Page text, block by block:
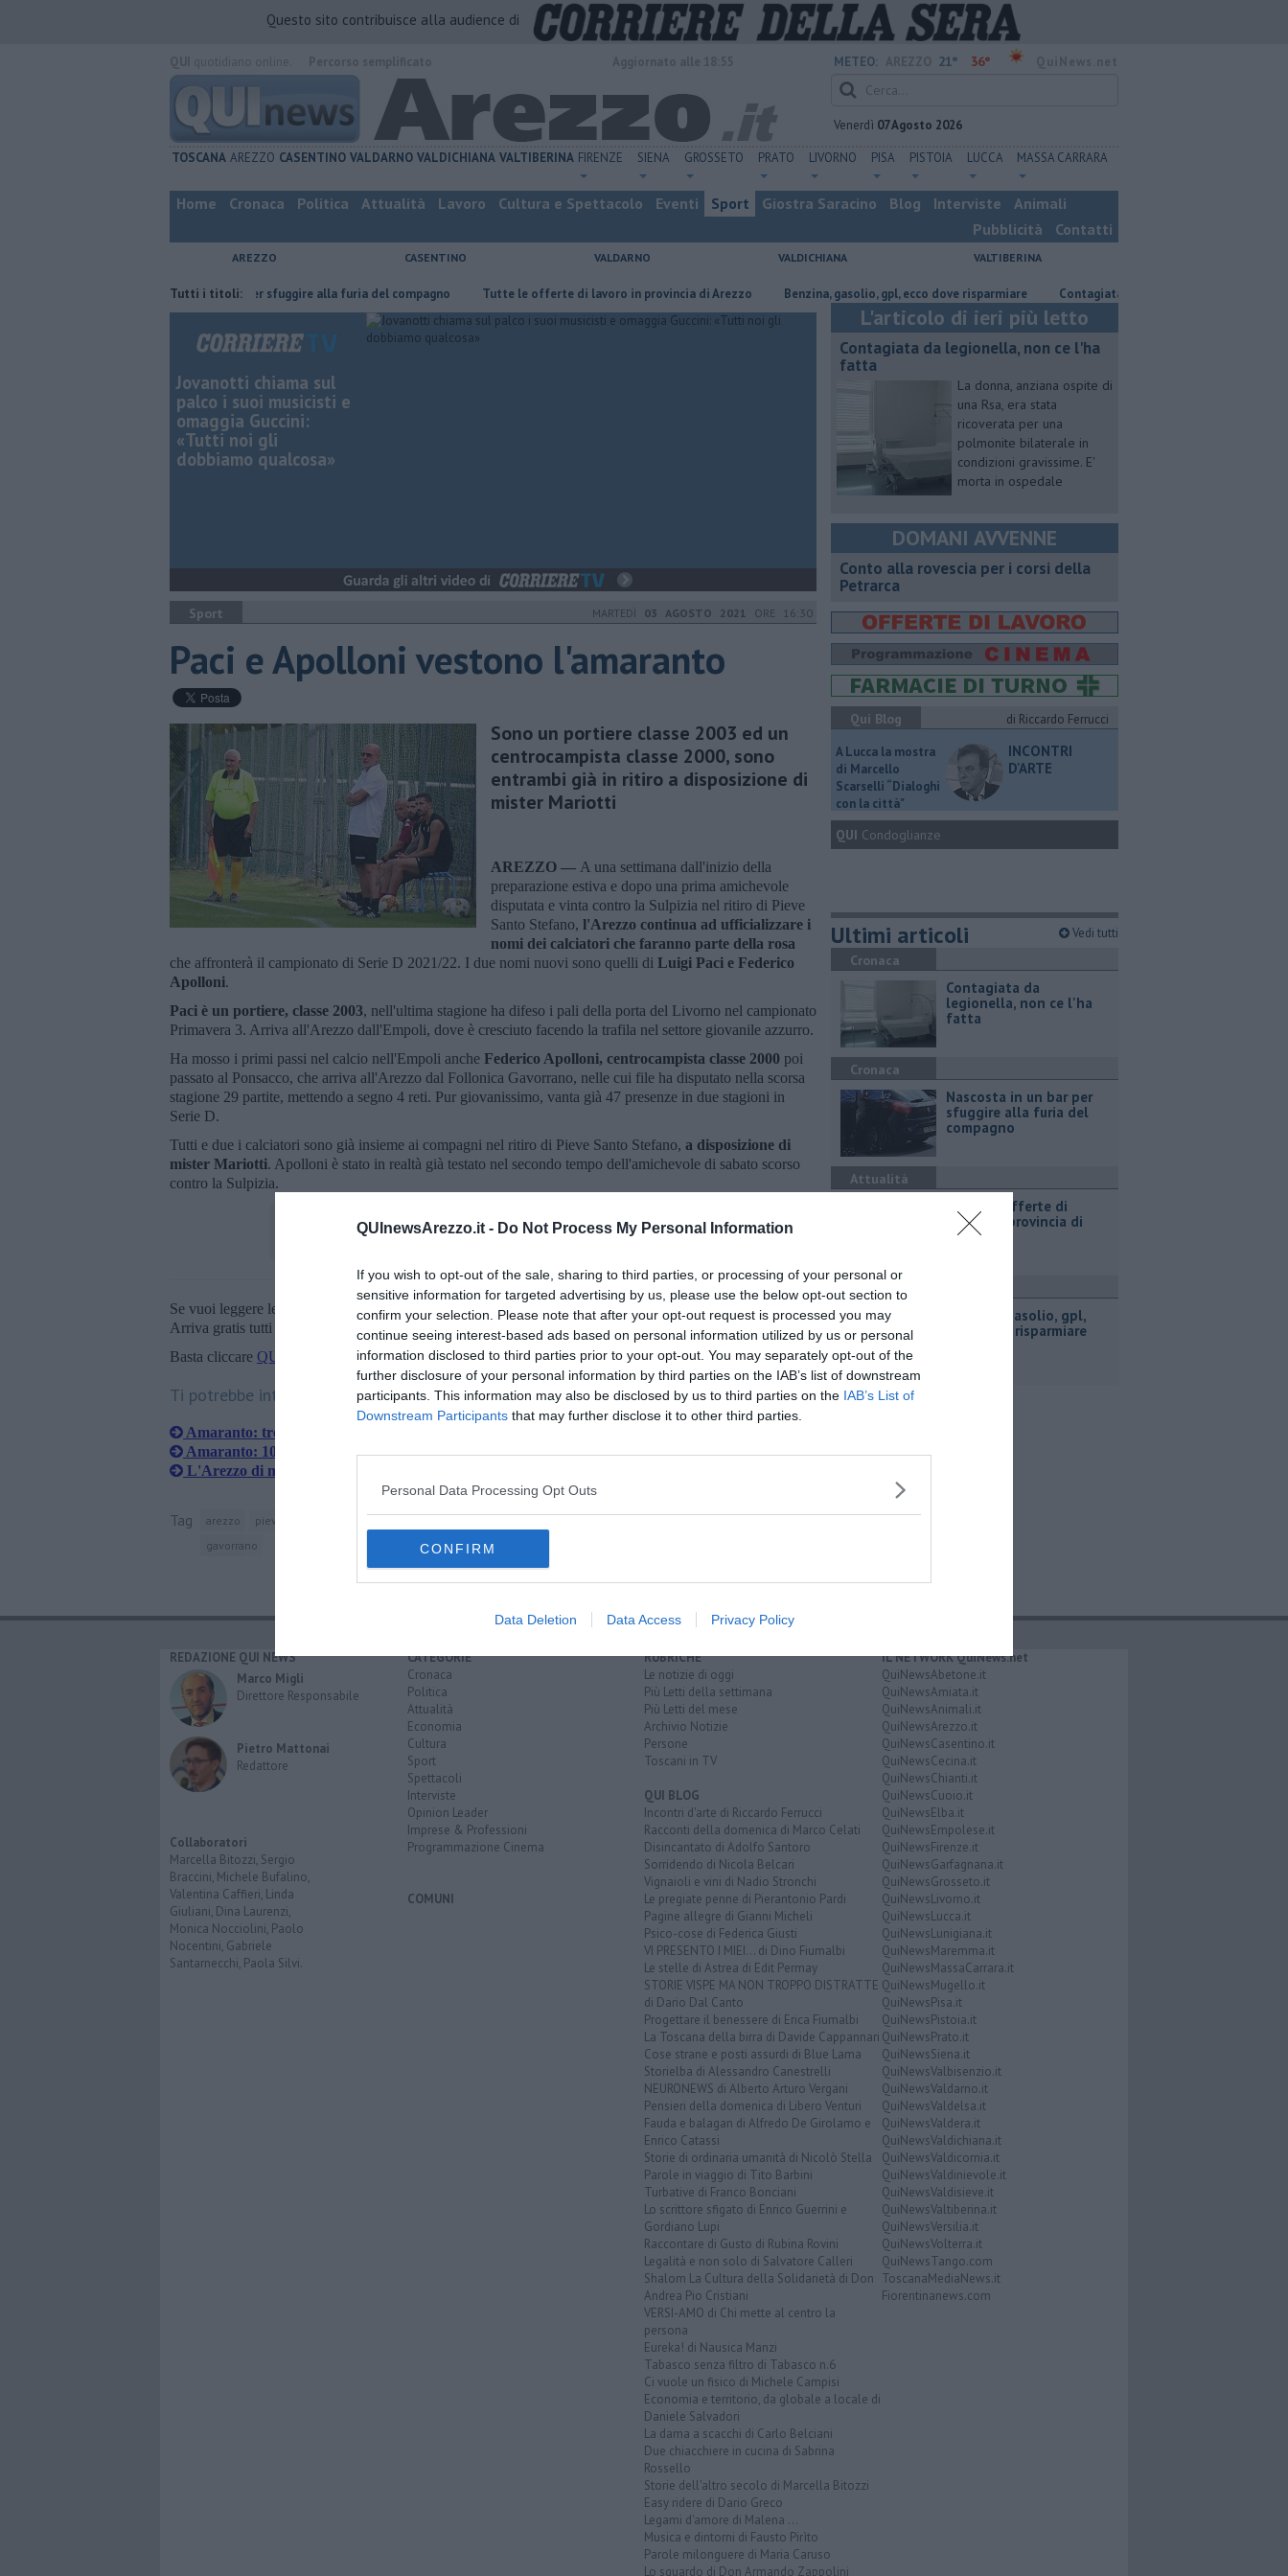
QUInewsArezzo.it - Do Not Process My Personal Information
If you wish to opt-out of the sale, sharing to third parties, or processing of your personal or
sensitive information for targeted advertising by us, please use the below opt-out section to
confirm your selection. Please note that after your opt-out request is processed you may
continue seeing interest-based ads based on personal information utilized by us or personal
information disclosed to third parties prior to your opt-out. You may separately opt-out of the
further disclosure of your personal information by third parties on the IAB’s list of downstream
participants. This information may also be disclosed by us to third parties on the IAB’s List of
Downstream Participants that may further disclose it to other third parties.
Personal Data Processing Opt Outs
CONFIRM
Data Deletion Data Access Privacy Policy
Questo sito contribuisce alla audience di
METEO: 21° 36°
Venerdì 07 Agosto 2026
TOSCANA AREZZO CASENTINO VALDARNO VALDICHIANA VALTIBERINA FIRENZE SIENA GROSSETO PRATO LIVORNO PISA PISTOIA LUCCA MASSA CARRARA
Home Cronaca Politica Attualità Lavoro Cultura e Spettacolo Eventi Sport Giostra Saracino Blog Interviste
Animali
Pubblicità
Contatti
AREZZO CASENTINO VALDARNO VALDICHIANA VALTIBERINA
Tutti i titoli:
Nascosta in un bar per sfuggire alla furia del compagno ​Tutte le offerte di lavoro in provincia di Arezzo ​Benzina, gasolio, gpl, ecco dove risparmiare Contagiata da legionella, non ce l'ha fatta
Jovanotti chiama sul
palco i suoi musicisti e
omaggia Guccini:
«Tutti noi gli
dobbiamo qualcosa»
Sport MARTEDÌ 03 AGOSTO 2021 ORE 16:30
Paci e Apolloni vestono l'amaranto
Sono un portiere classe 2003 ed un
centrocampista classe 2000, sono
entrambi già in ritiro a disposizione di
mister Mariotti
AREZZO — A una settimana dall'inizio della
preparazione estiva e dopo una prima amichevole
disputata e vinta contro la Sulpizia nel ritiro di Pieve
Santo Stefano, l'Arezzo continua ad ufficializzare i
nomi dei calciatori che faranno parte della rosa
che affronterà il campionato di Serie D 2021/22. I due nomi nuovi sono quelli di Luigi Paci e Federico
Apolloni.
Paci è un portiere, classe 2003, nell'ultima stagione ha difeso i pali della porta del Livorno nel campionato
Primavera 3. Arriva all'Arezzo dall'Empoli, dove è cresciuto facendo la trafila nel settore giovanile azzurro.
Ha mosso i primi passi nel calcio nell'Empoli anche Federico Apolloni, centrocampista classe 2000 poi
passato al Ponsacco, che arriva all'Arezzo dal Follonica Gavorrano, nelle cui file ha disputato nella scorsa
stagione 29 partite, mettendo a segno 4 reti. Pur giovanissimo, vanta già 47 presenze in due stagioni in
Serie D.
Tutti e due i calciatori sono già insieme ai compagni nel ritiro di Pieve Santo Stefano, a disposizione di
mister Mariotti. Apolloni è stato in realtà già testato nel secondo tempo dell'amichevole di sabato scorso
contro la Sulpizia.
Se vuoi leggere le notizie principali della Toscana iscriviti alla
Newsletter QUInews - ToscanaMedia.
Arriva gratis tutti i giorni alle 20:00 direttamente nella tua casella di posta.
Basta cliccare QUI
Ti potrebbe interessare anche:
​Amaranto: tre test contro squadre di C
Amaranto: 10 gol alla Sulpizia nella prima uscita
L'Arezzo di mister Mariotti prende forma
Tag arezzo pieve santo stefano serie d federico apolloni livorno primavera empoli ponsacco
follonica
gavorrano
L'articolo di ieri più letto
Contagiata da legionella, non ce l'ha
fatta
La donna, anziana ospite di
una Rsa, era stata
ricoverata per una
polmonite bilaterale in
condizioni gravissime. E'
morta in ospedale
DOMANI AVVENNE
​Conto alla rovescia per i corsi della
Petrarca
Qui Blog
di Riccardo Ferrucci
A Lucca la mostra
di Marcello
Scarselli “Dialoghi
con la città"
INCONTRI
D'ARTE
QUI Condoglianze
Ultimi articoli Vedi tutti
Cronaca
Contagiata da
legionella, non ce l'ha
fatta
Cronaca
Nascosta in un bar per
sfuggire alla furia del
compagno
Attualità
​Tutte le offerte di
lavoro in provincia di
Arezzo
Attualità
​Benzina, gasolio, gpl,
ecco dove risparmiare
REDAZIONE QUI NEWS
Marco Migli
Direttore Responsabile
Pietro Mattonai
Redattore
Collaboratori
Marcella Bitozzi, Sergio
Braccini, Michele Bufalino,
Valentina Caffieri, Linda
Giuliani, Dina Laurenzi,
Monica Nocciolini, Paolo
Nocentini, Gabriele
Santarnecchi, Paola Silvi.
CATEGORIE
Cronaca
Politica
Attualità
Economia
Cultura
Sport
Spettacoli
Interviste
Opinion Leader
Imprese & Professioni
Programmazione Cinema
COMUNI
RUBRICHE
Le notizie di oggi
Più Letti della settimana
Più Letti del mese
Archivio Notizie
Persone
Toscani in TV
QUI BLOG
Incontri d'arte di Riccardo Ferrucci
Racconti della domenica di Marco Celati
Disincantato di Adolfo Santoro
Sorridendo di Nicola Belcari
Vignaioli e vini di Nadio Stronchi
Le pregiate penne di Pierantonio Pardi
Pagine allegre di Gianni Micheli
Psico-cose di Federica Giusti
VI PRESENTO I MIEI... di Dino Fiumalbi
Le stelle di Astrea di Edit Permay
STORIE VISPE MA NON TROPPO DISTRATTE
di Dario Dal Canto
Progettare il benessere di Erica Fiumalbi
La Toscana della birra di Davide Cappannari
Cose strane e posti assurdi di Blue Lama
Storielba di Alessandro Canestrelli
NEURONEWS di Alberto Arturo Vergani
Pensieri della domenica di Libero Venturi
Fauda e balagan di Alfredo De Girolamo e
Enrico Catassi
Storie di ordinaria umanità di Nicolò Stella
Parole in viaggio di Tito Barbini
Turbative di Franco Bonciani
Lo scrittore sfigato di Enrico Guerrini e
Gordiano Lupi
Raccontare di Gusto di Rubina Rovini
Legalità e non solo di Salvatore Calleri
Shalom La Cultura della Solidarietà di Don
Andrea Pio Cristiani
VERSI-AMO di Chi mette al centro la
persona
Eureka! di Nausica Manzi
Tabasco senza filtro di Tabasco n.6
Ci vuole un fisico di Michele Campisi
Economia e territorio, da globale a locale di
Daniele Salvadori
La dama a scacchi di Carlo Belciani
Due chiacchiere in cucina di Sabrina
Rossello
Storie dell'altro secolo di Marcella Bitozzi
Easy ridere di Dario Greco
Legami d'amore di Malena ...
Musica e dintorni di Fausto Pirìto
Parole milonguere di Maria Caruso
Lo sguardo di Don Armando Zappolini
IL NETWORK QuiNews.net
QuiNewsAbetone.it
QuiNewsAmiata.it
QuiNewsAnimali.it
QuiNewsArezzo.it
QuiNewsCasentino.it
QuiNewsCecina.it
QuiNewsChianti.it
QuiNewsCuoio.it
QuiNewsElba.it
QuiNewsEmpolese.it
QuiNewsFirenze.it
QuiNewsGarfagnana.it
QuiNewsGrosseto.it
QuiNewsLivorno.it
QuiNewsLucca.it
QuiNewsLunigiana.it
QuiNewsMaremma.it
QuiNewsMassaCarrara.it
QuiNewsMugello.it
QuiNewsPisa.it
QuiNewsPistoia.it
QuiNewsPrato.it
QuiNewsSiena.it
QuiNewsValbisenzio.it
QuiNewsValdarno.it
QuiNewsValdelsa.it
QuiNewsValdera.it
QuiNewsValdichiana.it
QuiNewsValdicornia.it
QuiNewsValdinievole.it
QuiNewsValdisieve.it
QuiNewsValtiberina.it
QuiNewsVersilia.it
QuiNewsVolterra.it
QuiNewsTango.com
ToscanaMediaNews.it
Fiorentinanews.com